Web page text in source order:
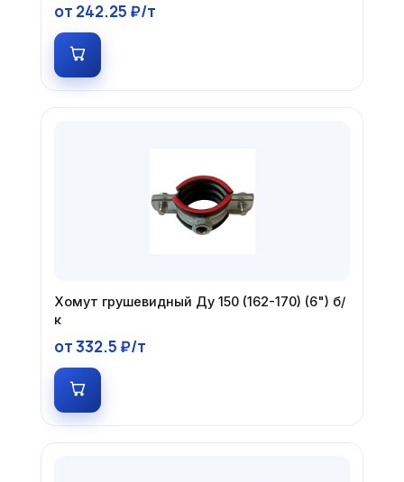
от 242.25 ₽/т
Хомут грушевидный Ду 150 (162-170) (6") б/
к
от 332.5 ₽/т